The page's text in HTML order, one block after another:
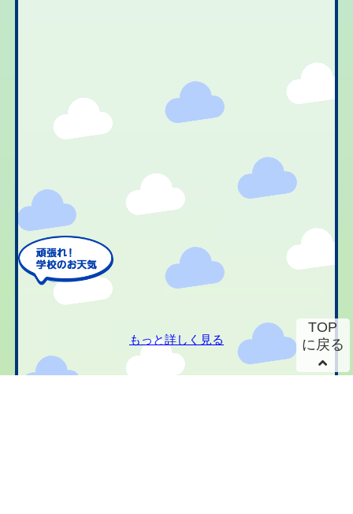
もっと詳しく見る
TOP
に戻る